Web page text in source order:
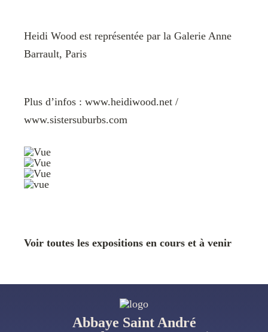
Heidi Wood est représentée par la Galerie Anne
Barrault, Paris
Plus d’infos : www.heidiwood.net /
www.sistersuburbs.com
Voir toutes les expositions en cours et à venir
Abbaye Saint André